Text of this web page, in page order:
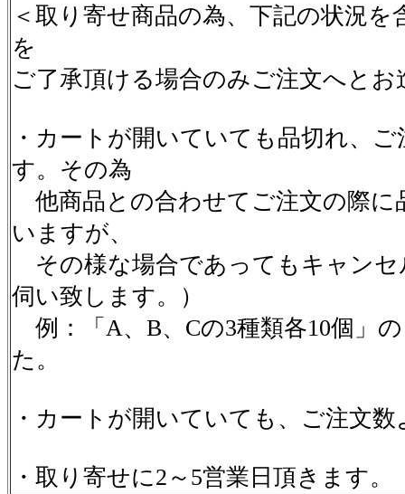
＜取り寄せ商品の為、下記の状況
を
ご了承頂ける場合のみご注文へとお
・カートが開いていても品切れ、
す。その為
他商品との合わせてご注文の際に
いますが、
その様な場合であってもキャンセ
伺い致します。）
例：「A、B、Cの3種類各10個」
た。
・カートが開いていても、ご注文
・取り寄せに2～5営業日頂きます。